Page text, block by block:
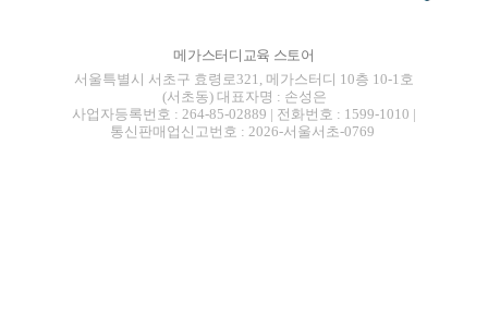
메가스터디교육 스토어
서울특별시 서초구 효령로321, 메가스터디 10층 10-1호
(서초동) 대표자명 : 손성은
사업자등록번호 : 264-85-02889 | 전화번호 : 1599-1010 |
통신판매업신고번호 : 2026-서울서초-0769